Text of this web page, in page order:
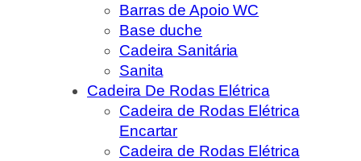
Barras de Apoio WC
Base duche
Cadeira Sanitária
Sanita
Cadeira De Rodas Elétrica
Cadeira de Rodas Elétrica
Encartar
Cadeira de Rodas Elétrica